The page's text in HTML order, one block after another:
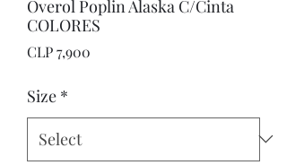
Overol Poplin Alaska C/Cinta
COLORES
CLP 7,900
Size *